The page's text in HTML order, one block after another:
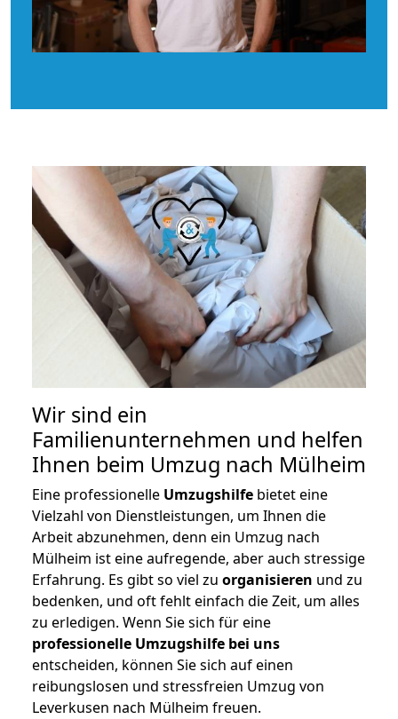
Wir sind ein
Familienunternehmen und helfen
Ihnen beim Umzug nach Mülheim
Eine professionelle Umzugshilfe bietet eine
Vielzahl von Dienstleistungen, um Ihnen die
Arbeit abzunehmen, denn ein Umzug nach
Mülheim ist eine aufregende, aber auch stressige
Erfahrung. Es gibt so viel zu organisieren und zu
bedenken, und oft fehlt einfach die Zeit, um alles
zu erledigen. Wenn Sie sich für eine
professionelle Umzugshilfe bei uns
entscheiden, können Sie sich auf einen
reibungslosen und stressfreien Umzug von
Leverkusen nach Mülheim freuen.